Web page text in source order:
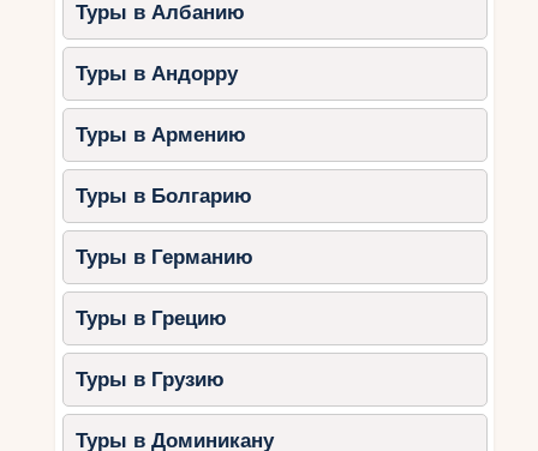
Туры в Албанию
Туры в Андорру
Туры в Армению
Туры в Болгарию
Туры в Германию
Туры в Грецию
Туры в Грузию
Туры в Доминикану